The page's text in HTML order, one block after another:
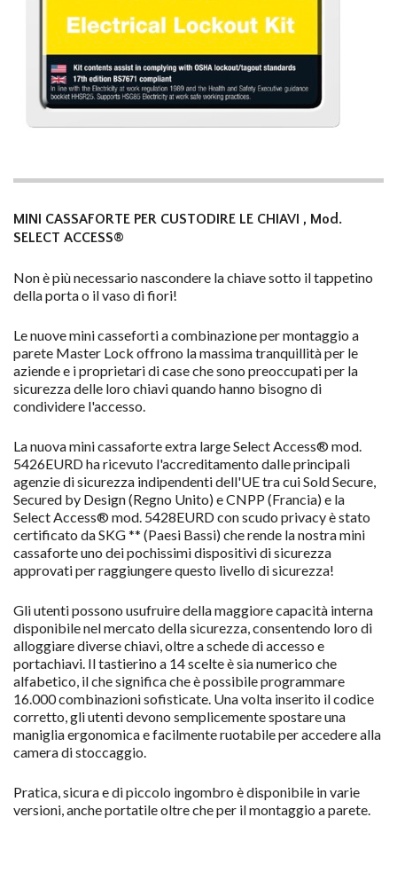
MINI CASSAFORTE PER CUSTODIRE LE CHIAVI , Mod.
SELECT ACCESS®
Non è più necessario nascondere la chiave sotto il tappetino
della porta o il vaso di fiori!
Le nuove mini casseforti a combinazione per montaggio a
parete Master Lock offrono la massima tranquillità per le
aziende e i proprietari di case che sono preoccupati per la
sicurezza delle loro chiavi quando hanno bisogno di
condividere l'accesso.
La nuova mini cassaforte extra large Select Access® mod.
5426EURD ha ricevuto l'accreditamento dalle principali
agenzie di sicurezza indipendenti dell'UE tra cui Sold Secure,
Secured by Design (Regno Unito) e CNPP (Francia) e la
Select Access® mod. 5428EURD con scudo privacy è stato
certificato da SKG ** (Paesi Bassi) che rende la nostra mini
cassaforte uno dei pochissimi dispositivi di sicurezza
approvati per raggiungere questo livello di sicurezza!
Gli utenti possono usufruire della maggiore capacità interna
disponibile nel mercato della sicurezza, consentendo loro di
alloggiare diverse chiavi, oltre a schede di accesso e
portachiavi. Il tastierino a 14 scelte è sia numerico che
alfabetico, il che significa che è possibile programmare
16.000 combinazioni sofisticate. Una volta inserito il codice
corretto, gli utenti devono semplicemente spostare una
maniglia ergonomica e facilmente ruotabile per accedere alla
camera di stoccaggio.
Pratica, sicura e di piccolo ingombro è disponibile in varie
versioni, anche portatile oltre che per il montaggio a parete.